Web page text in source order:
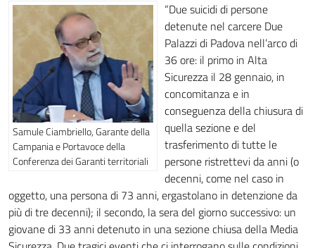
Samule Ciambriello, Garante della
Campania e Portavoce della
Conferenza dei Garanti territoriali
“Due suicidi di persone
detenute nel carcere Due
Palazzi di Padova nell’arco di
36 ore: il primo in Alta
Sicurezza il 28 gennaio, in
concomitanza e in
conseguenza della chiusura di
quella sezione e del
trasferimento di tutte le
persone ristrettevi da anni (o
decenni, come nel caso in
oggetto, una persona di 73 anni, ergastolano in detenzione da
più di tre decenni); il secondo, la sera del giorno successivo: un
giovane di 33 anni detenuto in una sezione chiusa della Media